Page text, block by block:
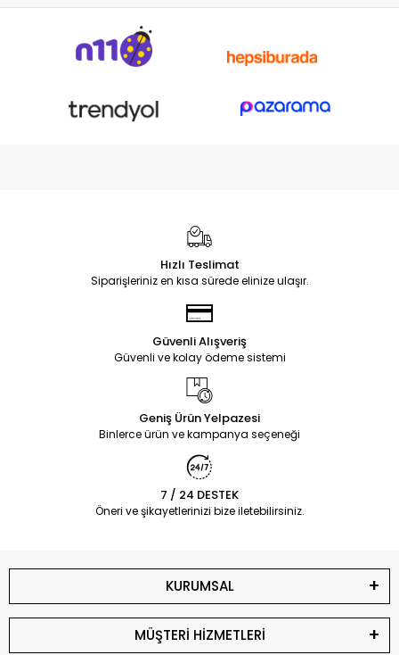
Hızlı Teslimat
Siparişleriniz en kısa sürede elinize ulaşır.
Güvenli Alışveriş
Güvenli ve kolay ödeme sistemi
Geniş Ürün Yelpazesi
Binlerce ürün ve kampanya seçeneği
7 / 24 DESTEK
Öneri ve şikayetlerinizi bize iletebilirsiniz.
KURUMSAL
MÜŞTERİ HİZMETLERİ